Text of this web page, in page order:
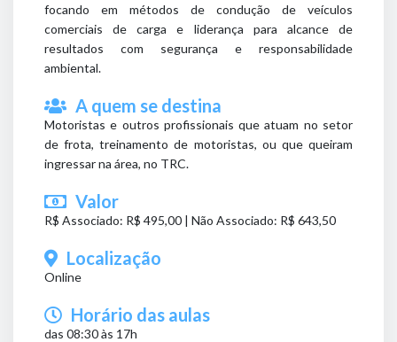
focando em métodos de condução de veículos
comerciais de carga e liderança para alcance de
resultados com segurança e responsabilidade
ambiental.
A quem se destina
Motoristas e outros profissionais que atuam no setor
de frota, treinamento de motoristas, ou que queiram
ingressar na área, no TRC.
Valor
R$ Associado: R$ 495,00 | Não Associado: R$ 643,50
Localização
Online
Horário das aulas
das 08:30 às 17h